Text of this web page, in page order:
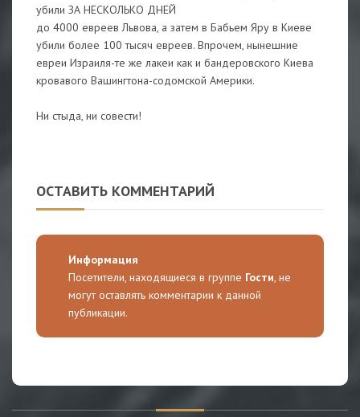
убили ЗА НЕСКОЛЬКО ДНЕЙ
до 4000 евреев Львова, а затем в Бабьем Яру в Киеве
убили более 100 тысяч евреев. Впрочем, нынешние
евреи Израиля-те же лакеи как и бандеровского Киева
кровавого Вашингтона-содомской Америки.
Ни стыда, ни совести!
ОСТАВИТЬ КОММЕНТАРИЙ
Информация
Посетители, находящиеся в группе Гости , не
могут оставлять комментарии к данной
публикации.